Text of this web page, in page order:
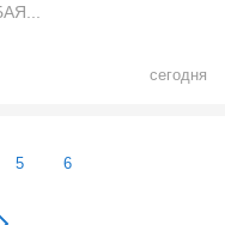
сегодня
5 6